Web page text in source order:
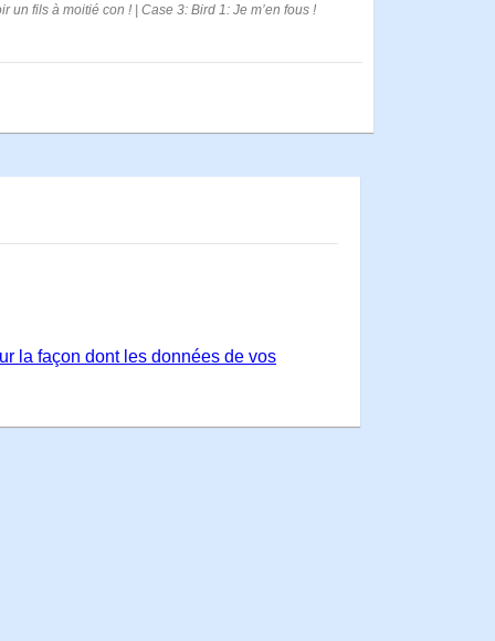
un fils à moitié con ! | Case 3: Bird 1: Je m’en fous !
la façon dont les données de vos